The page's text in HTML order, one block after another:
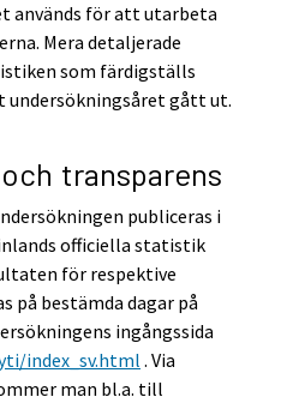
används för att utarbeta
Mera detaljerade
som färdigställs
gått ut.
transparens
publiceras i
officiella statistik
för respektive
på bestämda dagar på
ingångssida
index_sv.html . Via
man bl.a. till